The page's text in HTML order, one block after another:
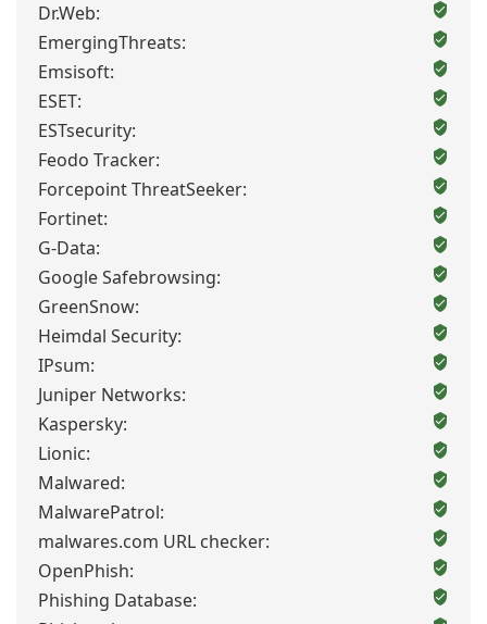
Dr.Web:
EmergingThreats:
Emsisoft:
ESET:
ESTsecurity:
Feodo Tracker:
Forcepoint ThreatSeeker:
Fortinet:
G-Data:
Google Safebrowsing:
GreenSnow:
Heimdal Security:
IPsum:
Juniper Networks:
Kaspersky:
Lionic:
Malwared:
MalwarePatrol:
malwares.com URL checker:
OpenPhish:
Phishing Database: